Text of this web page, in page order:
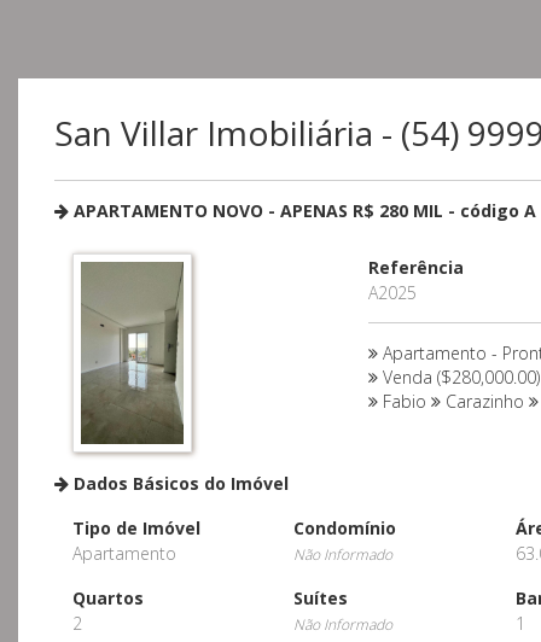
San Villar Imobiliária - (54)
APARTAMENTO NOVO - APENAS R$ 280 MIL - código A
Referência
A2025
Apartamento -
Venda ($280,000.00)
Fabio
Carazinho
Dados Básicos do Imóvel
Tipo de Imóvel
Apartamento
Condomínio
Não Informado
Quartos
2
Suítes
Não Informado
1